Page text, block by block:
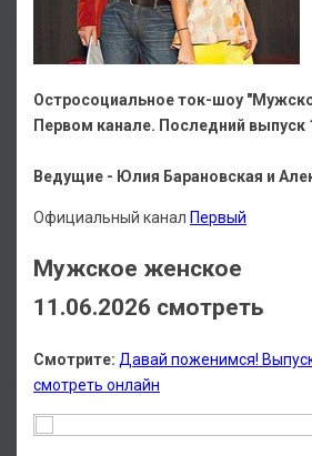
Остросоциальное ток-шоу
Первом канале. Последний выпуск
Ведущие - Юлия Барановская и
Официальный канал Первый
Мужское женское
11.06.2026 смотреть
Смотрите: Давай поженимся!
смотреть онлайн